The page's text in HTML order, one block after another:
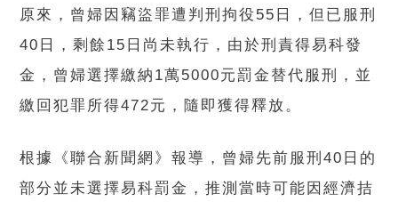
原來，曾婦因竊盜罪遭判刑拘役55日，但已服刑
40日，剩餘15日尚未執行，由於刑責得易科發
金，曾婦選擇繳納1萬5000元罰金替代服刑，並
繳回犯罪所得472元，隨即獲得釋放。
根據《聯合新聞網》報導，曾婦先前服刑40日的
部分並未選擇易科罰金，推測當時可能因經濟拮